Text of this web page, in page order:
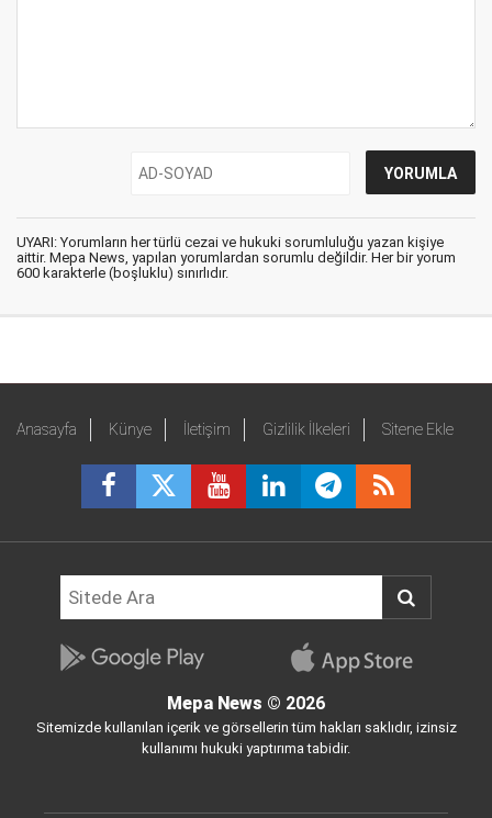
UYARI: Yorumların her türlü cezai ve hukuki sorumluluğu yazan kişiye
aittir. Mepa News, yapılan yorumlardan sorumlu değildir. Her bir yorum
600 karakterle (boşluklu) sınırlıdır.
Anasayfa Künye İletişim Gizlilik İlkeleri Sitene Ekle
Mepa News © 2026
Sitemizde kullanılan içerik ve görsellerin tüm hakları saklıdır, izinsiz
kullanımı hukuki yaptırıma tabidir.